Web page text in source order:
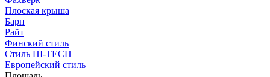
Плоская крыша
Барн
Райт
Финский стиль
Стиль HI-TECH
Европейский стиль